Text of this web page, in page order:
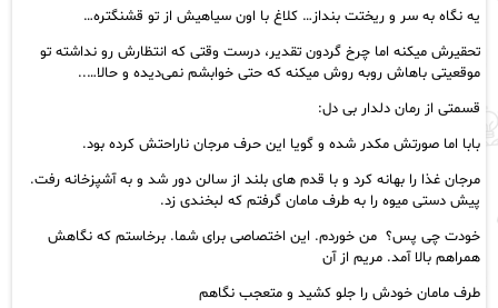
یه نگاه به سر و ریختت بنداز… کلاغ با اون سیاهیش از تو قشنگتره…
تحقیرش میکنه اما چرخ گردون تقدیر، درست وقتی که انتظارش رو نداشته تو
موقعیتی باهاش روبه روش میکنه که حتی خوابشم نمی‌دیده و حالا…..
قسمتی از رمان دلدار بی دل:
بابا اما صورتش مکدر شده و گویا این حرف مرجان ناراحتش کرده بود.
مرجان غذا را بهانه کرد و با قدم های بلند از سالن دور شد و به آشپزخانه رفت.
پیش دستی میوه را به طرف مامان گرفتم که لبخندی زد.
خودت چی پس؟ من خوردم. این اختصاصی برای شما. برخاستم که نگاهش
همراهم بالا آمد. مریم از آن
طرف مامان خودش را جلو کشید و متعجب نگاهم